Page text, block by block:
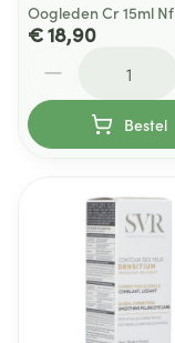
Oogleden Cr 15ml Nf
€ 18,90
Bestel